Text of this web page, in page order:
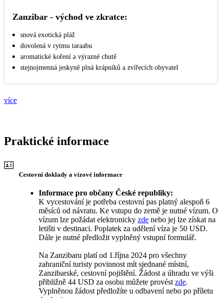
Zanzibar - východ ve zkratce:
snová exotická pláž
dovolená v rytmu taraabu
aromatické koření a výrazné chutě
stejnojmenná jeskyně plná krápníků a zvířecích obyvatel
více
Praktické informace
Cestovní doklady a vízové informace
Informace pro občany České republiky:
K vycestování je potřeba cestovní pas platný alespoň 6
měsíců od návratu. Ke vstupu do země je nutné vízum. O
vízum lze požádat elektronicky zde nebo jej lze získat na
letišti v destinaci. Poplatek za udělení víza je 50 USD.
Dále je nutné předložit vyplněný vstupní formulář.
Na Zanzibaru platí od 1.října 2024 pro všechny
zahraniční turisty povinnost mít sjednané místní,
Zanzibarské, cestovní pojištění. Žádost a úhradu ve výši
přibližně 44 USD za osobu můžete provést zde.
Vyplněnou žádost předložíte u odbavení nebo po příletu